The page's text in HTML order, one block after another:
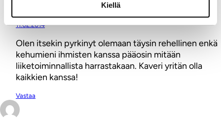
Kiellä
Ville Tolvanen
11.02.2014
Olen itsekin pyrkinyt olemaan täysin rehellinen enkä
kehumieni ihmisten kanssa pääosin mitään
liiketoiminnallista harrastakaan. Kaveri yritän olla
kaikkien kanssa!
Vastaa